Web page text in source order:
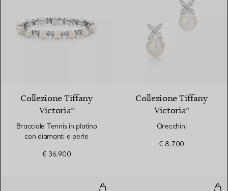
Collezione Tiffany
Victoria®
Bracciale Tennis in platino
con diamanti e perle
€ 36.900
Collezione Tiffany
Victoria®
Orecchini
€ 8.700
Orecchini